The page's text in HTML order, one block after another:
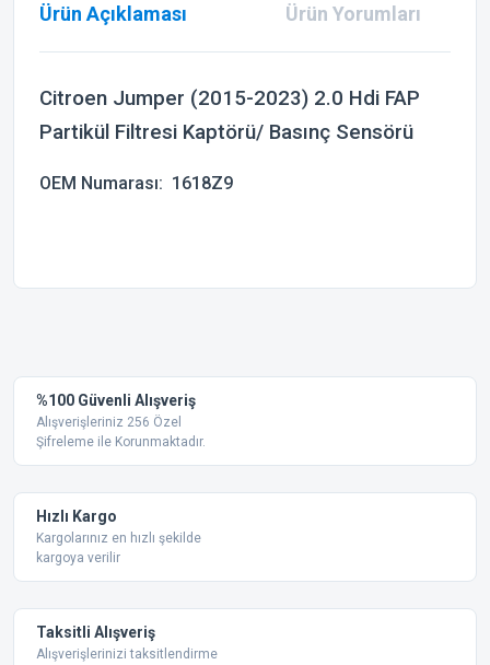
Ürün Açıklaması Ürün Yorumları
Citroen Jumper (2015-2023) 2.0 Hdi FAP
Partikül Filtresi Kaptörü/ Basınç Sensörü
OEM Numarası: 1618Z9
Ürün resmi kalitesiz, bozuk veya görüntülenemiyor.
Ürün açıklamasında eksik bilgiler bulunuyor.
Bu ürüne benzer farklı alternatifler olmalı.
%100 Güvenli Alışveriş
Alışverişleriniz 256 Özel
Şifreleme ile Korunmaktadır.
Hızlı Kargo
Kargolarınız en hızlı şekilde
kargoya verilir
Taksitli Alışveriş
Alışverişlerinizi taksitlendirme